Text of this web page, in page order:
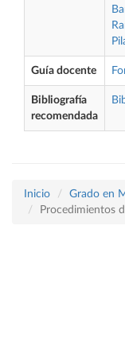
Guía docente
Bibliografía
recomendada
Inicio Grado en
Procedimientos